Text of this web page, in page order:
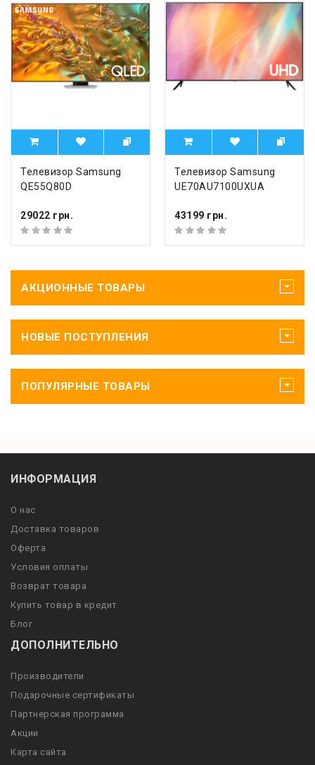
Телевизор Samsung
QE55Q80D
29022 грн.
Телевизор Samsung
UE70AU7100UXUA
43199 грн.
АКЦИОННЫЕ ТОВАРЫ
НОВЫЕ ПОСТУПЛЕНИЯ
ПОПУЛЯРНЫЕ ТОВАРЫ
ИНФОРМАЦИЯ
О нас
Доставка товаров
Оферта
Условия оплаты
Возврат товара
Купить товар в кредит
Блог
ДОПОЛНИТЕЛЬНО
Производители
Подарочные сертификаты
Партнерская программа
Акции
Карта сайта